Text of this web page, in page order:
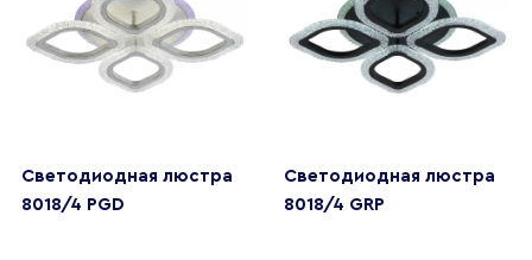
Светодиодная люстра
8018/4 PGD
Светодиодная люстра
8018/4 GRP